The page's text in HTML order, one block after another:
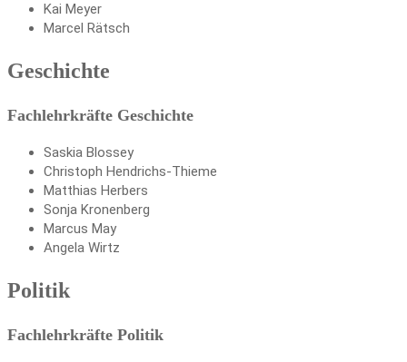
Kai Meyer
Marcel Rätsch
Geschichte
Fachlehrkräfte Geschichte
Saskia Blossey
Christoph Hendrichs-Thieme
Matthias Herbers
Sonja Kronenberg
Marcus May
Angela Wirtz
Politik
Fachlehrkräfte Politik